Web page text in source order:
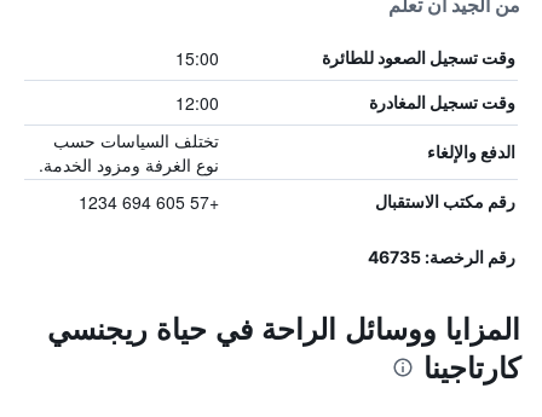
من الجيد أن تعلم
وقت تسجيل الصعود للطائرة 15:00
وقت تسجيل المغادرة 12:00
الدفع والإلغاء
تختلف السياسات حسب
نوع الغرفة ومزود الخدمة.
رقم مكتب الاستقبال +57 605 694 1234
رقم الرخصة: 46735
المزايا ووسائل الراحة في حياة ريجنسي
كارتاجينا